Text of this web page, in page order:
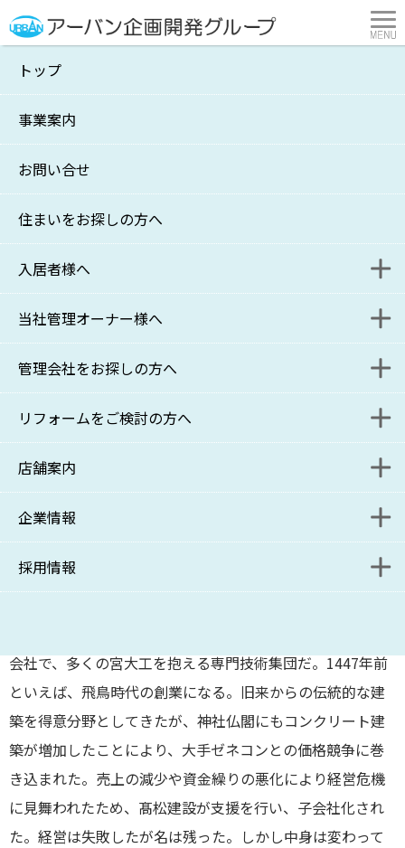
トップ
事業案内
お問い合せ
住まいをお探しの方へ
入居者様へ
入居者様連絡フォーム
更新・退去に関するお問い合わせフォーム
入居者様解約受付フォーム
保管場所使用承諾書 発行申請フォーム
入居者様解約受付フォーム
当社管理オーナー様へ
家主様WEB
管理会社をお探しの方へ
管理をご検討の方へ
管理をご検討の方お問い合わせフォーム
資料請求フォーム
管理受託課ブログ
リフォームをご検討の方へ
リニューアル課施工事例
リニューアル課ブログ
店舗案内
本部
コンサルティング事業部
コンサルティング事業部分室
リニューアル課
東横綱島店
企業情報
ポリシー
関連リンク
採用情報
327号－2024. 10
[ 2024.10.1. ]
327号－2024. 10
企業は永遠なり！企業経営者の夢だ。その為には基本とな
る「売り上げの安定」が必要だ。「100年以上事業が続く企
業の実例」から考えてみたい。
地球上で一番古い会社を知っているだろうか？
会社で、多くの宮大工を抱える専門技術集団だ。1447年前
といえば、飛鳥時代の創業になる。旧来からの伝統的な建
築を得意分野としてきたが、神社仏閣にもコンクリート建
築が増加したことにより、大手ゼネコンとの価格競争に巻
き込まれた。売上の減少や資金繰りの悪化により経営危機
に見舞われたため、髙松建設が支援を行い、子会社化され
た。経営は失敗したが名は残った。しかし中身は変わって